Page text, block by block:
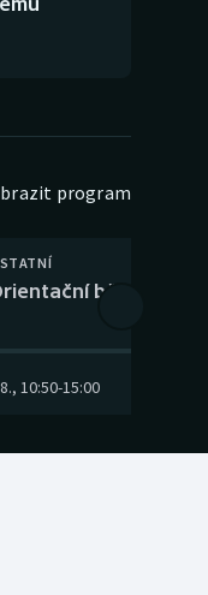
program
běh: SP
, 10:50-15:00